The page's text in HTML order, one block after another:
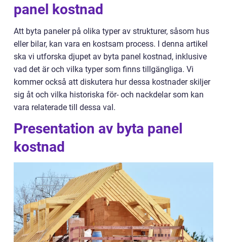
panel kostnad
Att byta paneler på olika typer av strukturer, såsom hus
eller bilar, kan vara en kostsam process. I denna artikel
ska vi utforska djupet av byta panel kostnad, inklusive
vad det är och vilka typer som finns tillgängliga. Vi
kommer också att diskutera hur dessa kostnader skiljer
sig åt och vilka historiska för- och nackdelar som kan
vara relaterade till dessa val.
Presentation av byta panel
kostnad